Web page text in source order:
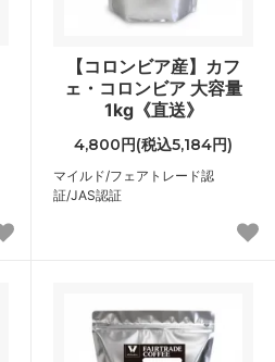
【コロンビア産】カフ
ェ・コロンビア 大容量
1kg《直送》
4,800円(税込5,184円)
マイルド/フェアトレード認
証/JAS認証